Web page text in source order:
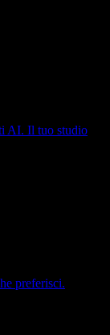
AI. Il tuo studio
preferisci.